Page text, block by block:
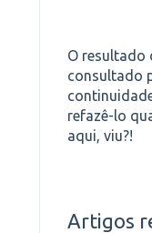
O resultado
consultado
refazê-lo
aqui, viu?!
Artigos